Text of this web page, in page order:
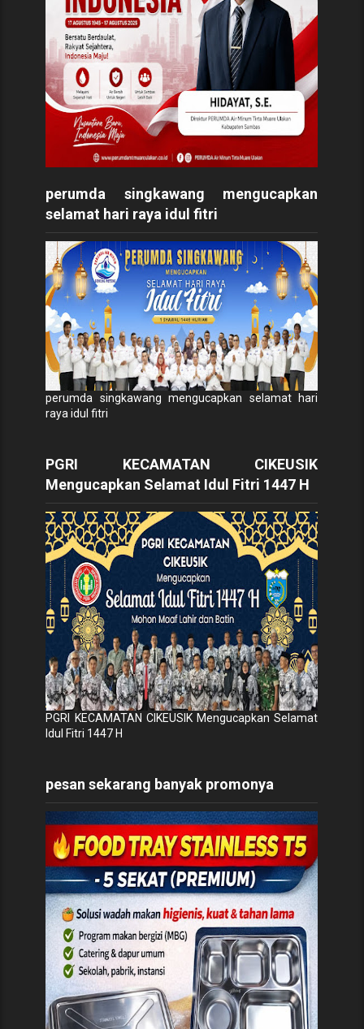
perumda singkawang mengucapkan
selamat hari raya idul fitri
perumda singkawang mengucapkan selamat hari
raya idul fitri
PGRI KECAMATAN CIKEUSIK
Mengucapkan Selamat Idul Fitri 1447 H
PGRI KECAMATAN CIKEUSIK Mengucapkan Selamat
Idul Fitri 1447 H
pesan sekarang banyak promonya